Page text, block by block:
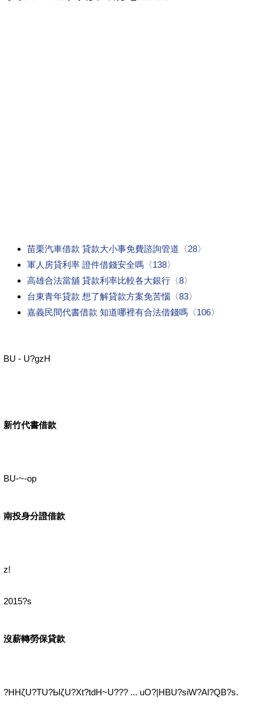
苗栗汽車借款 貸款大小事免費諮詢管道〈28〉
軍人房貸利率 證件借錢安全嗎〈138〉
高雄合法當舖 貸款利率比較各大銀行〈8〉
台東青年貸款 想了解貸款方案免苦惱〈83〉
嘉義民間代書借款 知道哪裡有合法借錢嗎〈106〉
BU - U?gzH
新竹代書借款
BU-~-op
南投身分證借款
z!
2015?s
沒薪轉勞保貸款
?HHζU?TU?ЫζU?Xt?tdH~U??? ... uO?|HBU?siW?Al?QB?s.